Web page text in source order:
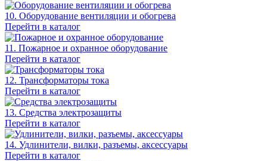
10. Оборудование вентиляции и обогрева
Перейти в каталог
11. Пожарное и охранное оборудование
Перейти в каталог
12. Трансформаторы тока
Перейти в каталог
13. Средства электрозащиты
Перейти в каталог
14. Удлинители, вилки, разъемы, аксессуары
Перейти в каталог